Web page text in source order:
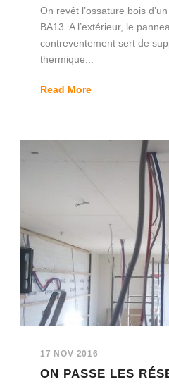
On revêt l’ossature bois
BA13. A l’extérieur, le
contreventement sert de
thermique...
Read More
17 NOV 2016
ON PASSE LES